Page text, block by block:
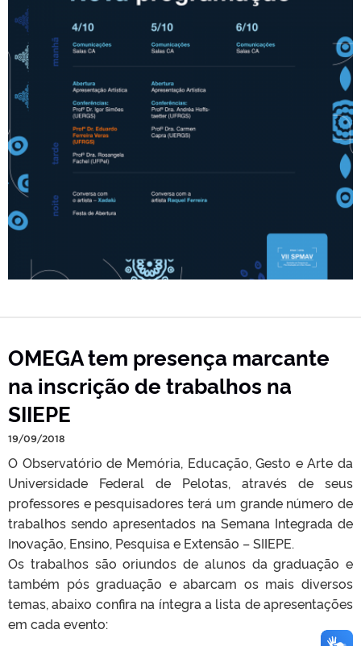
OMEGA tem presença marcante
na inscrição de trabalhos na
SIIEPE
19/09/2018
O Observatório de Memória, Educação, Gesto e Arte da
Universidade Federal de Pelotas, através de seus
professores e pesquisadores terá um grande número de
trabalhos sendo apresentados na Semana Integrada de
Inovação, Ensino, Pesquisa e Extensão – SIIEPE.
Os trabalhos são oriundos de alunos da graduação e
também pós graduação e abarcam os mais diversos
temas, abaixo confira na íntegra a lista de apresentações
em cada evento: